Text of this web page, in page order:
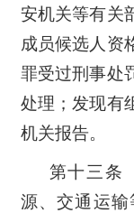
安机关等有关
成员候选人资
罪受过刑事处
处理；发现有
机关报告。
第十三条
源、交通运